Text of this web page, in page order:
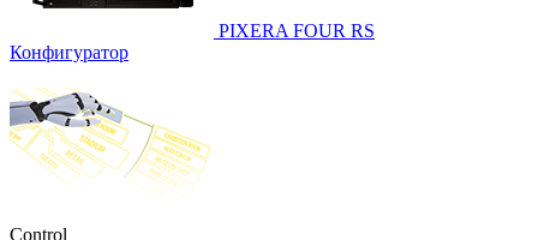
PIXERA FOUR RS
Конфигуратор
Control